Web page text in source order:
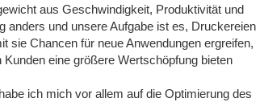
aus Geschwindigkeit, Produktivität und
anders und unsere Aufgabe ist es, Druckereien
sie Chancen für neue Anwendungen ergreifen,
eine größere Wertschöpfung bieten
ich mich vor allem auf die Optimierung des